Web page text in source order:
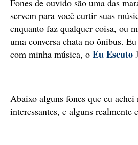
Fones de ouvido são uma das
servem para você curtir suas
enquanto faz qualquer coisa, ou
uma conversa chata no ônibus.
com minha música, o Eu Escuto
Abaixo alguns fones que eu
interessantes, e alguns realmente